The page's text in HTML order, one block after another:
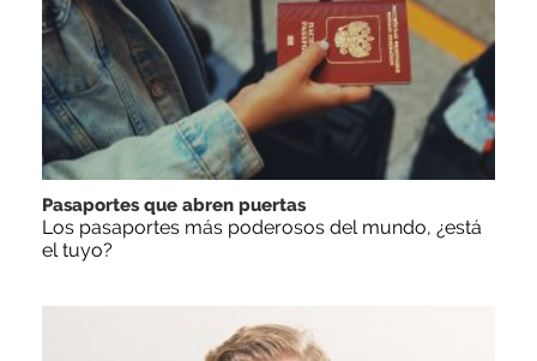
Pasaportes que abren puertas
Los pasaportes más poderosos del mundo, ¿está
el tuyo?